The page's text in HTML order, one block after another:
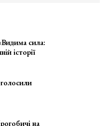
сила:
історії
на